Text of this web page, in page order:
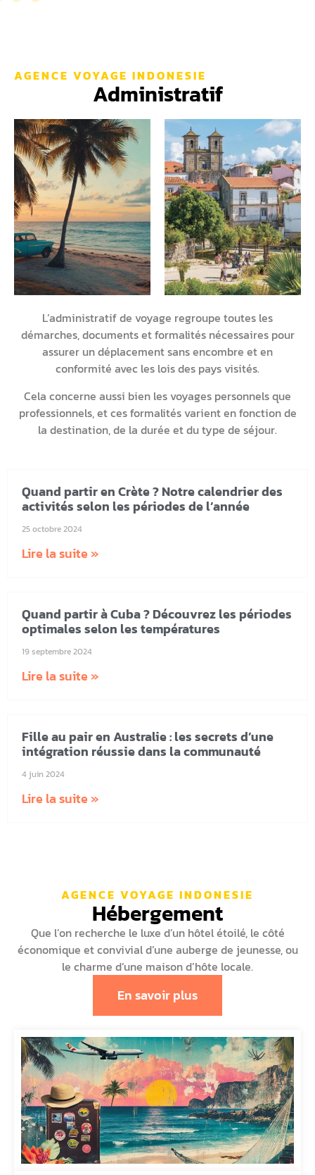
AGENCE VOYAGE INDONESIE
Administratif
L’administratif de voyage regroupe toutes les
démarches, documents et formalités nécessaires pour
assurer un déplacement sans encombre et en
conformité avec les lois des pays visités.
Cela concerne aussi bien les voyages personnels que
professionnels, et ces formalités varient en fonction de
la destination, de la durée et du type de séjour.
Quand partir en Crète ? Notre calendrier des
activités selon les périodes de l’année
25 octobre 2024
Lire la suite »
Quand partir à Cuba ? Découvrez les périodes
optimales selon les températures
19 septembre 2024
Lire la suite »
Fille au pair en Australie : les secrets d’une
intégration réussie dans la communauté
4 juin 2024
Lire la suite »
AGENCE VOYAGE INDONESIE
Hébergement
Que l’on recherche le luxe d’un hôtel étoilé, le côté
économique et convivial d’une auberge de jeunesse, ou
le charme d’une maison d’hôte locale.
En savoir plus